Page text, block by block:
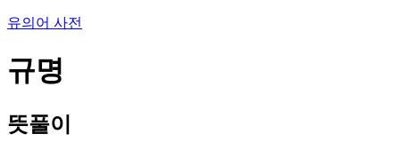
유의어 사전
규명
뜻풀이